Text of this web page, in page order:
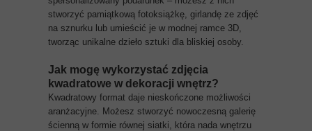
stworzyć pamiątkową fotoksiążkę, girlandę ze zdjęć
na sznurku lub umieścić je w modnej ramce 3D,
tworząc unikalne dzieło sztuki dla bliskiej osoby.
Jak mogę wykorzystać zdjęcia
kwadratowe w dekoracji wnętrz?
Kwadratowy format daje nieskończone możliwości
aranżacyjne. Możesz stworzyć nowoczesną galerię
ścienną w formie równej siatki, która nada wnętrzu